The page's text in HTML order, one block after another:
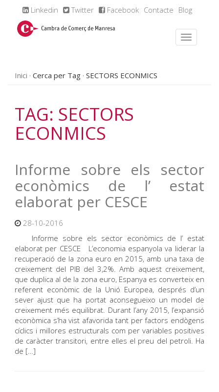
Linkedin Twitter Facebook Contacte Blog
Inici Cerca per Tag SECTORS ECONMICS
TAG: SECTORS
ECONMICS
Informe sobre els sector
econòmics de l’ estat
elaborat per CESCE
28-10-2016
Informe sobre els sector econòmics de l’ estat
elaborat per CESCE L’economia espanyola va liderar la
recuperació de la zona euro en 2015, amb una taxa de
creixement del PIB del 3,2%. Amb aquest creixement,
que duplica al de la zona euro, Espanya es converteix en
referent econòmic de la Unió Europea, després d’un
sever ajust que ha portat aconsegueixo un model de
creixement més equilibrat. Durant l’any 2015, l’expansió
econòmica s’ha vist afavorida tant per factors endògens
cíclics i millores estructurals com per variables positives
de caràcter transitori, entre elles el preu del petroli. Ha
de […]